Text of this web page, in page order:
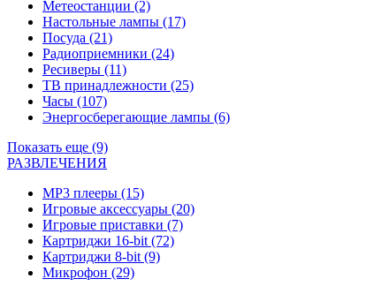
Метеостанции (2)
Настольные лампы (17)
Посуда (21)
Радиоприемники (24)
Ресиверы (11)
ТВ принадлежности (25)
Часы (107)
Энергосберегающие лампы (6)
Показать еще (9)
РАЗВЛЕЧЕНИЯ
MP3 плееры (15)
Игровые аксессуары (20)
Игровые приставки (7)
Картриджи 16-bit (72)
Картриджи 8-bit (9)
Микрофон (29)